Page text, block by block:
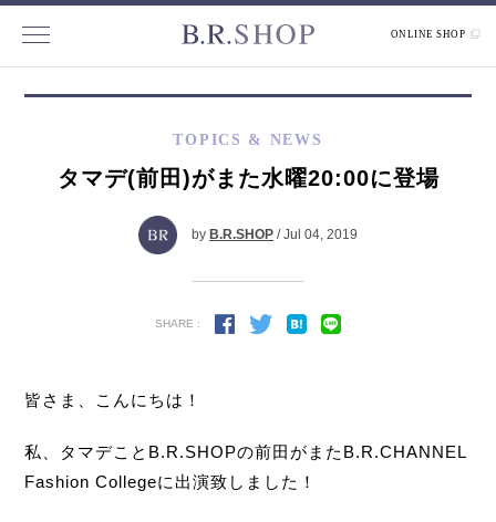
ONLINE SHOP
TOPICS & NEWS
タマデ(前田)がまた水曜20:00に登場
by B.R.SHOP / Jul 04, 2019
SHARE :
皆さま、こんにちは！
私、タマデことB.R.SHOPの前田がまたB.R.CHANNEL
Fashion Collegeに出演致しました！